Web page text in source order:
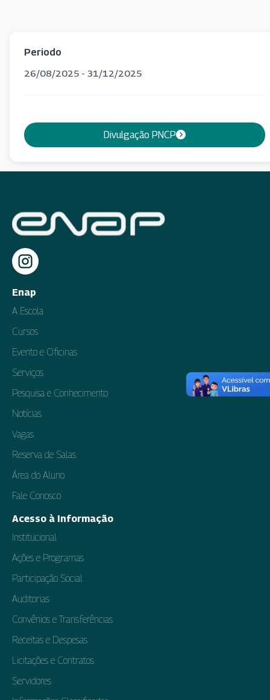
Periodo
26/08/2025 - 31/12/2025
Divulgação PNCP
Enap
A Escola
Cursos
Evento e Oficinas
Serviços
Pesquisa e Conhecimento
Notícias
Vagas
Reserva de Salas
Área do Aluno
Fale Conosco
Acesso à Informação
Institucional
Ações e Programas
Participação Social
Auditorias
Convênios e Transferências
Receitas e Despesas
Licitações e Contratos
Servidores